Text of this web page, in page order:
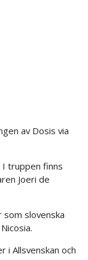
av Dosis via
I truppen finns
Joeri de
slovenska
Allsvenskan och